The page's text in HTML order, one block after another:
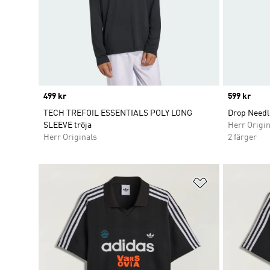
Price
499 kr
TECH TREFOIL ESSENTIALS POLY LONG
SLEEVE tröja
Herr Originals
Price
599 kr
Drop
Herr
2 färger
Lägg till på